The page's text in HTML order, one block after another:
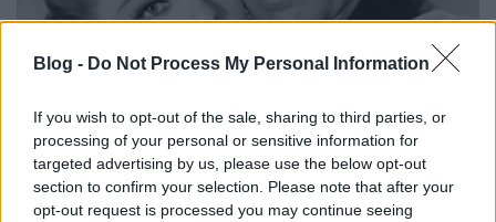
Blog - Do Not Process My Personal Information
If you wish to opt-out of the sale, sharing to third parties, or
processing of your personal or sensitive information for
targeted advertising by us, please use the below opt-out
section to confirm your selection. Please note that after your
opt-out request is processed you may continue seeing
Búcsú a holnaptól - A fekete széria
gengszterei
Alec Cawthorne•2016. november 26.